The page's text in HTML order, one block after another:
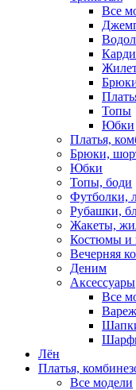
Все
Топы
Юбки
Платья,
Брюки,
Юбки
Топы, боди
Футболки,
Рубашки,
Жакеты,
Костюмы и
Вечерняя
Деним
Аксессуары
Все
Лён
Платья,
Все модели